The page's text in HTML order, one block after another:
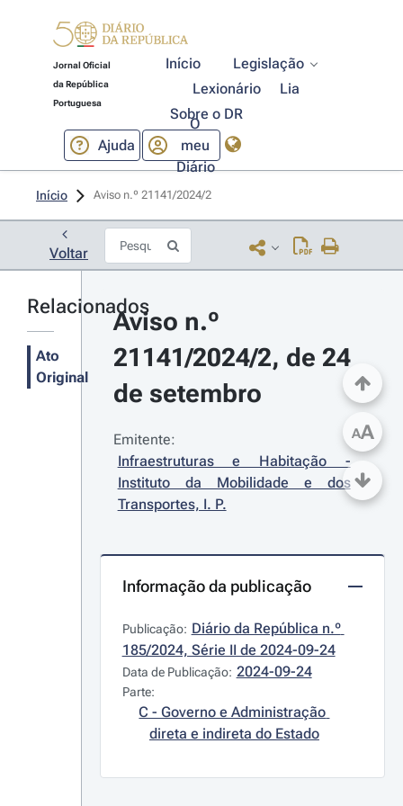
Jornal Oficial
da República
Portuguesa
Início
Legislação
Lexionário
Lia
Sobre o DR
Ajuda
O
meu
Diário
Início Aviso n.º 21141/2024/2
Voltar
Relacionados
Ato
Original
Aviso n.º
21141/2024/2, de 24
de setembro
Emitente:
Infraestruturas e Habitação -
Instituto da Mobilidade e dos
Transportes, I. P.
Informação da publicação
Publicação: Diário da República n.º
185/2024, Série II de 2024-09-24
Data de Publicação: 2024-09-24
Parte:
C - Governo e Administração
direta e indireta do Estado
AA